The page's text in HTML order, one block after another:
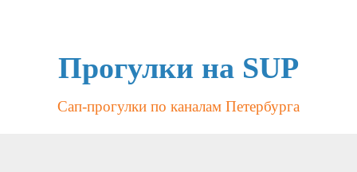
Прогулки на SUP
Сап-прогулки по каналам Петербурга